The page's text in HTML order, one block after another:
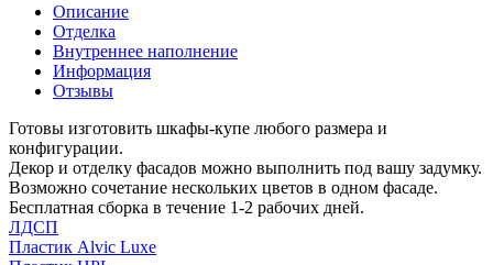
Описание
Отделка
Внутреннее наполнение
Информация
Отзывы
Готовы изготовить шкафы-купе любого размера и
конфигурации.
Декор и отделку фасадов можно выполнить под вашу задумку.
Возможно сочетание нескольких цветов в одном фасаде.
Бесплатная сборка в течение 1-2 рабочих дней.
ЛДСП
Пластик Alvic Luxe